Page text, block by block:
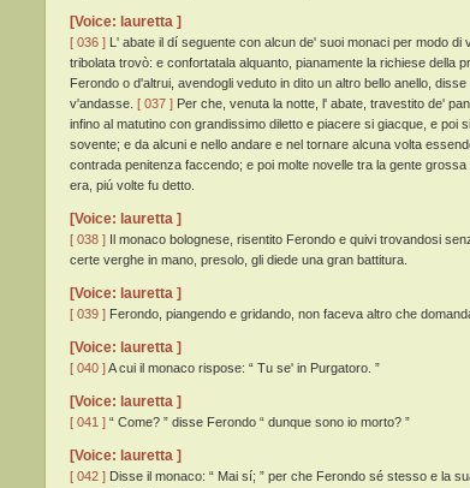
[Voice: lauretta ]
[ 036 ] L' abate il dí seguente con alcun de' suoi monaci per modo
tribolata trovò: e confortatala alquanto, pianamente la richiese della
Ferondo o d'altrui, avendogli veduto in dito un altro bello anello,
v'andasse. [ 037 ] Per che, venuta la notte, l' abate, travestito de'
infino al matutino con grandissimo diletto e piacere si giacque, e
sovente; e da alcuni e nello andare e nel tornare alcuna volta
contrada penitenza faccendo; e poi molte novelle tra la gente
era, piú volte fu detto.
[Voice: lauretta ]
[ 038 ] Il monaco bolognese, risentito Ferondo e quivi trovandosi
certe verghe in mano, presolo, gli diede una gran battitura.
[Voice: lauretta ]
[ 039 ] Ferondo, piangendo e gridando, non faceva altro che
[Voice: lauretta ]
[ 040 ]A cui il monaco rispose: “ Tu se' in Purgatoro. ”
[Voice: lauretta ]
[ 041 ] “ Come? ” disse Ferondo “ dunque sono io morto? ”
[Voice: lauretta ]
[ 042 ] Disse il monaco: “ Mai sí; ” per che Ferondo sé stesso e la